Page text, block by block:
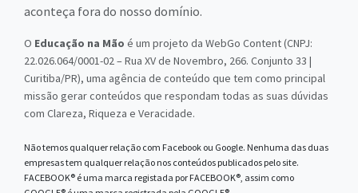
aconteça fora do nosso domínio.
O Educação na Mão é um projeto da WebGo Content (CNPJ:
22.026.064/0001-02 – Rua XV de Novembro, 266. Conjunto 33 |
Curitiba/PR), uma agência de conteúdo que tem como principal
missão gerar conteúdos que respondam todas as suas dúvidas
com Clareza, Riqueza e Veracidade.
Não temos qualquer relação com Facebook ou Google. Nenhuma das duas
empresas tem qualquer relação nos conteúdos publicados pelo site.
FACEBOOK® é uma marca registada por FACEBOOK®, assim como